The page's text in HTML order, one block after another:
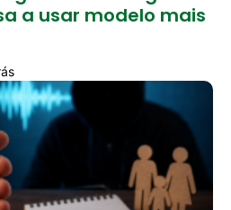
a usar modelo mais